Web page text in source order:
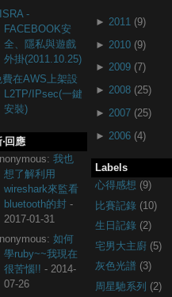
► 2011 (9)
► 2010 (9)
► 2009 (7)
► 2008 (25)
► 2007 (25)
► 2006 (4)
Labels
心得感想 (9)
比賽記錄 (10)
生日記錄 (2)
宅男大主廚 (5)
灰色光譜 (3)
周星馳系列 (2)
-
FACEBOOK安
全、隱私與遊戲
外掛(2011.10.25)
費在AWS上架設
L2TP/IPsec(一鍵
安裝)
回應
我也
想了解利用
wireshark來監看
bluetooth的封-
2017-01-31
如何
學ruby~~我現在
很苦惱!! - 2014-
07-26